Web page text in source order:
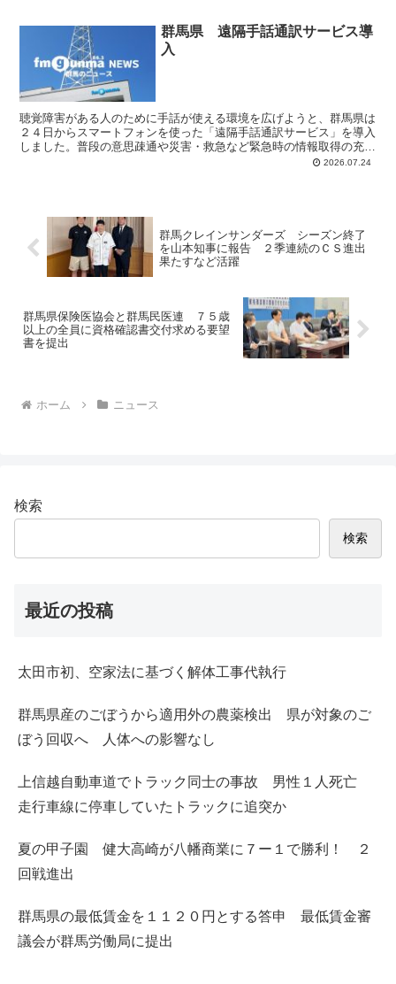
群馬県 遠隔手話通訳サービス導
入
聴覚障害がある人のために手話が使える環境を広げようと、群馬県は
２４日からスマートフォンを使った「遠隔手話通訳サービス」を導入
しました。普段の意思疎通や災害・救急など緊急時の情報取得の充実
を図ります。 導入したのは民間企業が提供する通訳サービ...2026.07.24
群馬クレインサンダーズ シーズン終了
を山本知事に報告 ２季連続のＣＳ進出
果たすなど活躍
群馬県保険医協会と群馬民医連 ７５歳
以上の全員に資格確認書交付求める要望
書を提出
ホーム ニュース
検索
検索
最近の投稿
太田市初、空家法に基づく解体工事代執行
群馬県産のごぼうから適用外の農薬検出 県が対象のご
ぼう回収へ 人体への影響なし
上信越自動車道でトラック同士の事故 男性１人死亡
走行車線に停車していたトラックに追突か
夏の甲子園 健大高崎が八幡商業に７ー１で勝利！ ２
回戦進出
群馬県の最低賃金を１１２０円とする答申 最低賃金審
議会が群馬労働局に提出